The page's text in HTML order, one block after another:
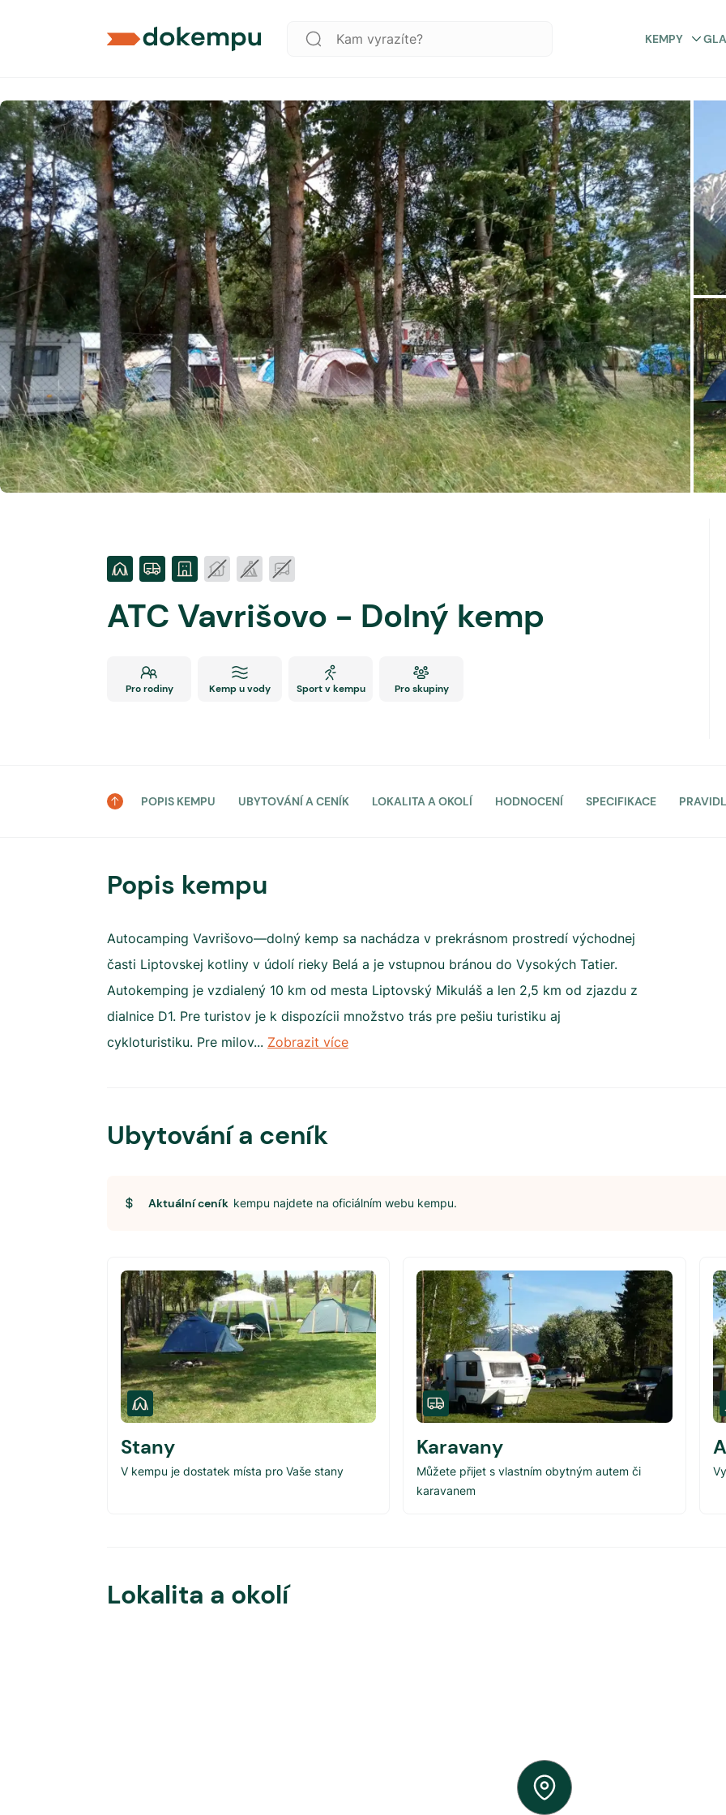
KEMPY
ATC Vavrišovo - Dolný kemp
Pro rodiny Kemp u vody Sport v kempu Pro skupiny
POPIS KEMPU UBYTOVÁNÍ A CENÍK LOKALITA A OKOLÍ HODNOCENÍ SPECIFIKACE
Popis kempu
Autocamping Vavrišovo—dolný kemp sa nachádza v prekrásnom prostredí východnej
časti Liptovskej kotliny v údolí rieky Belá a je vstupnou bránou do Vysokých Tatier.
Autokemping je vzdialený 10 km od mesta Liptovský Mikuláš a len 2,5 km od zjazdu z
dialnice D1. Pre turistov je k dispozícii množstvo trás pre pešiu turistiku aj
cykloturistiku. Pre milov... Zobrazit více
Ubytování a ceník
Aktuální ceník kempu najdete na oficiálním webu kempu.
Stany
V kempu je dostatek místa pro Vaše stany
Karavany
Můžete přijet s vlastním obytným autem či
karavanem
Lokalita a okolí